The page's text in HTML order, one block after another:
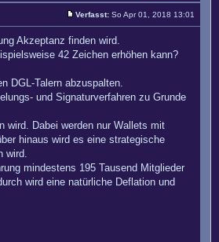
Verfasst: So Apr 01, 2018 13:01
Akzeptanz finden wird.
42 Zeichen erhöhen kann?
DGL-Talern abzuspalten.
und Signaturverfahren zu Grunde
wird. Dabei werden nur Wallets mit
hinaus wird es eine strategische
wird.
mindestens 195 Tausend Mitglieder
wird eine natürliche Deflation und